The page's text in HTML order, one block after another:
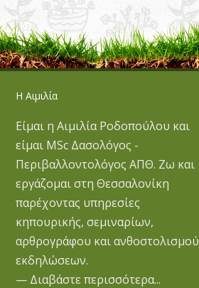
Η Αιμιλία
Είμαι η Αιμιλία Ροδοπούλου και
είμαι MSc Δασολόγος -
Περιβαλλοντολόγος ΑΠΘ. Ζω και
εργάζομαι στη Θεσσαλονίκη
παρέχοντας υπηρεσίες
κηπουρικής, σεμιναρίων,
αρθρογράφου και ανθοστολισμού
εκδηλώσεων.
— Διαβάστε περισσότερα...